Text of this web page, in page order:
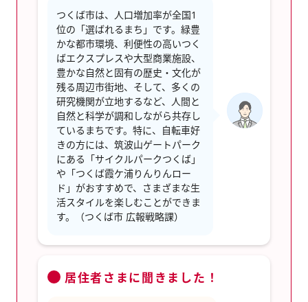
つくば市は、人口増加率が全国1
位の「選ばれるまち」です。緑豊
かな都市環境、利便性の高いつく
ばエクスプレスや大型商業施設、
豊かな自然と固有の歴史・文化が
残る周辺市街地、そして、多くの
研究機関が立地するなど、人間と
自然と科学が調和しながら共存し
ているまちです。特に、自転車好
きの方には、筑波山ゲートパーク
にある「サイクルパークつくば」
や「つくば霞ケ浦りんりんロー
ド」がおすすめで、さまざまな生
活スタイルを楽しむことができま
す。（つくば市 広報戦略課）
居住者さまに聞きました！